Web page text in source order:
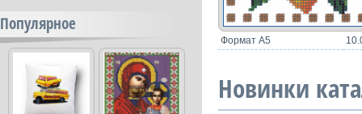
Популярное
Формат А5
Новинки